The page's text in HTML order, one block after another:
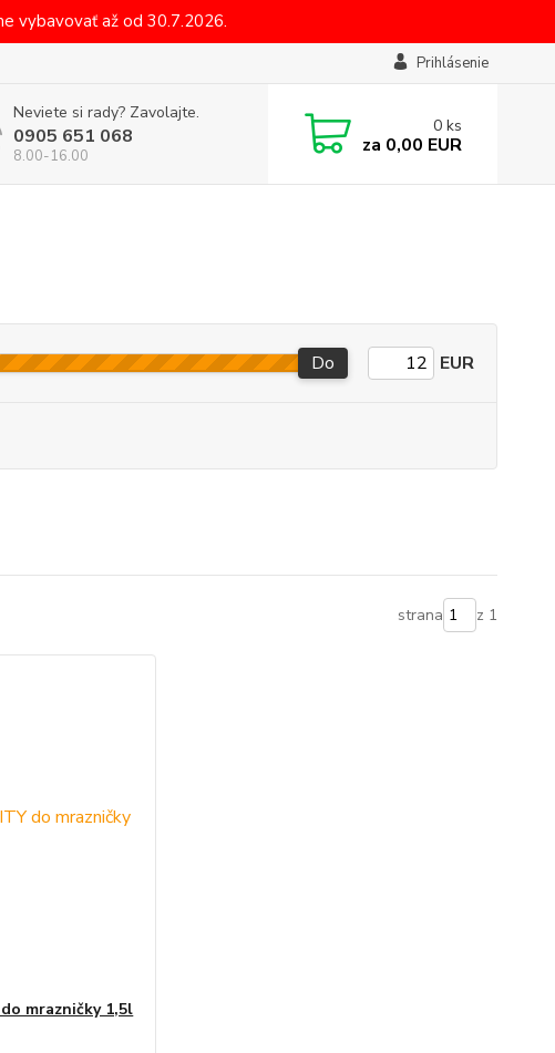
vybavovať až od 30.7.2026.
Prihlásenie
Neviete si rady? Zavolajte.
0905 651 068
8.00-16.00
0 ks
za 0,00 EUR
Do EUR
strana z 1
mrazničky 1,5l